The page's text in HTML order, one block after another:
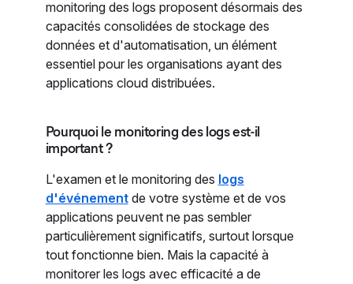
monitoring des logs proposent désormais des
capacités consolidées de stockage des
données et d'automatisation, un élément
essentiel pour les organisations ayant des
applications cloud distribuées.
Pourquoi le monitoring des logs est-il
important ?
L'examen et le monitoring des logs
d'événementde votre système et de vos
applications peuvent ne pas sembler
particulièrement significatifs, surtout lorsque
tout fonctionne bien. Mais la capacité à
monitorer les logs avec efficacité a de